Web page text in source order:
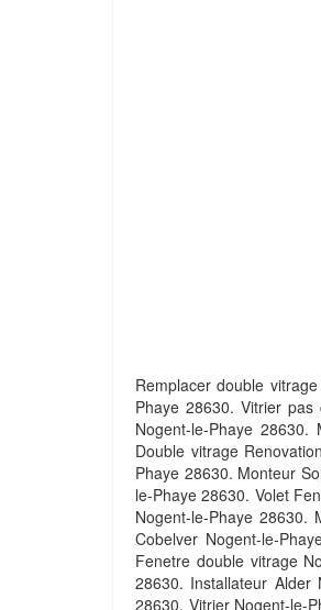
Remplacer double
Phaye 28630. Vitrier
Nogent-le-Phaye
Double vitrage
Phaye 28630. Monteur
le-Phaye 28630. Volet
Nogent-le-Phaye 28630.
Cobelver Nogent-le-
Fenetre double vitrage
28630. Installateur Alder
28630. Vitrier Nogent-le-